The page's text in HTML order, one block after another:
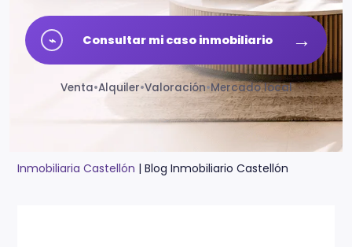
⌁ Consultar mi caso inmobiliario →
Venta•Alquiler•Valoración•Mercado local
Inmobiliaria Castellón | Blog Inmobiliario Castellón